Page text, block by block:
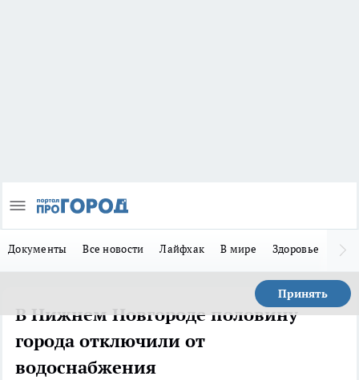
Документы Все новости Лайфхак В мире Здоровье
Принять
В Нижнем Новгороде половину
города отключили от
водоснабжения